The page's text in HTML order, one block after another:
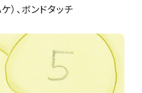
）、ボンドタッチ